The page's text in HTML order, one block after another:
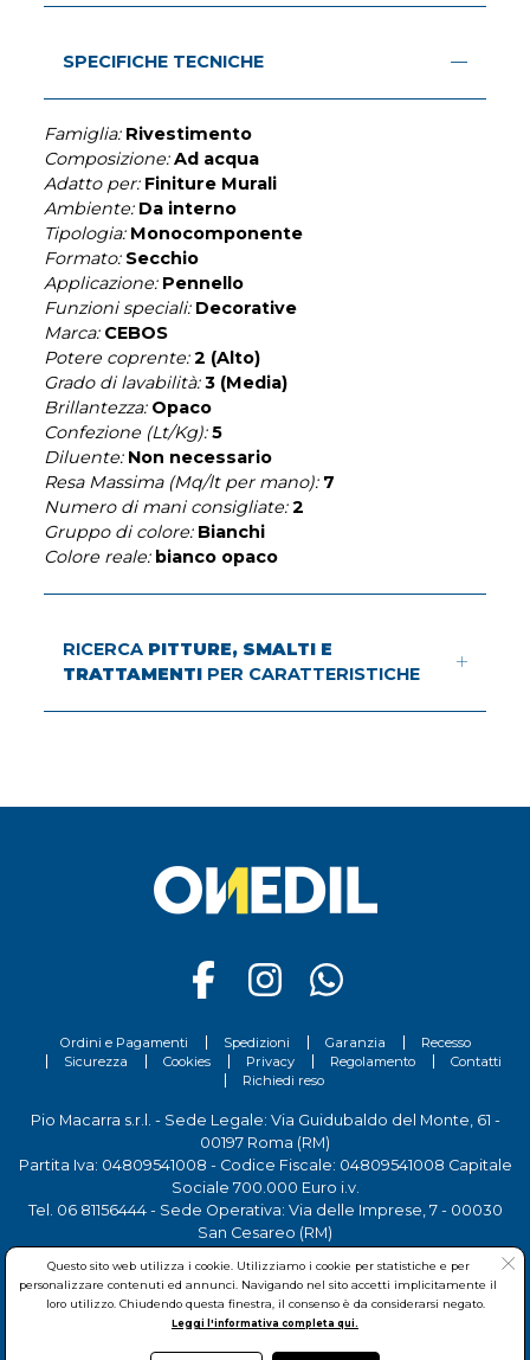
SPECIFICHE TECNICHE
Famiglia: Rivestimento
Composizione: Ad acqua
Adatto per: Finiture Murali
Ambiente: Da interno
Tipologia: Monocomponente
Formato: Secchio
Applicazione: Pennello
Funzioni speciali: Decorative
Marca: CEBOS
Potere coprente: 2 (Alto)
Grado di lavabilità: 3 (Media)
Brillantezza: Opaco
Confezione (Lt/Kg): 5
Diluente: Non necessario
Resa Massima (Mq/lt per mano): 7
Numero di mani consigliate: 2
Gruppo di colore: Bianchi
Colore reale: bianco opaco
RICERCA PITTURE, SMALTI E
TRATTAMENTI PER CARATTERISTICHE
Ordini e Pagamenti Spedizioni Garanzia
Recesso
Sicurezza
Cookies Privacy Regolamento
Contatti
Richiedi reso
Pio Macarra s.r.l. - Sede Legale: Via Guidubaldo del Monte, 61 -
00197 Roma (RM)
Partita Iva: 04809541008 - Codice Fiscale: 04809541008 Capitale
Sociale 700.000 Euro i.v.
Tel. 06 81156444- Sede Operativa: Via delle Imprese, 7 - 00030
San Cesareo (RM)
Questo sito web utilizza i cookie. Utilizziamo i cookie per statistiche e per
personalizzare contenuti ed annunci. Navigando nel sito accetti implicitamente il
loro utilizzo. Chiudendo questa finestra, il consenso è da considerarsi negato.
Leggi l'informativa completa qui.